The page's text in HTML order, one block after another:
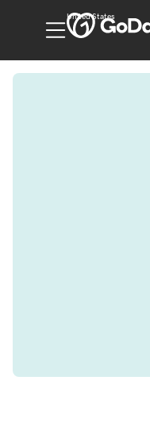
United States